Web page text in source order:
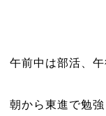
午前中は部活、午
朝から東進で勉